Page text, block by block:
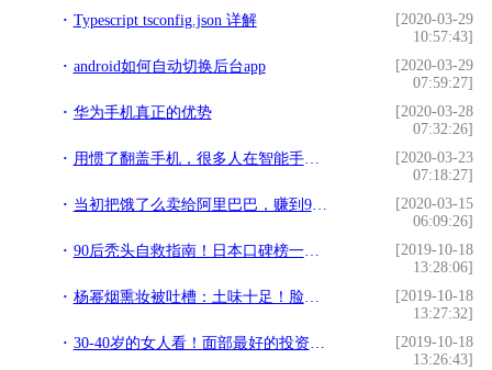
Typescript tsconfig.json 详解
[2020-03-29
10:57:43]
android如何自动切换后台app
[2020-03-29
07:59:27]
华为手机真正的优势
[2020-03-28
07:32:26]
用惯了翻盖手机，很多人在智能手机时代迷了路
[2020-03-23
07:18:27]
当初把饿了么卖给阿里巴巴，赚到95亿美金的小伙子，现状如何了？
[2020-03-15
06:09:26]
90后秃头自救指南！日本口碑榜一位的小绿瓶，整个日本岛的精华都容纳
[2019-10-18
13:28:06]
杨幂烟熏妆被吐槽：土味十足！脸胖一圈与出道时的自己撞脸
[2019-10-18
13:27:32]
30-40岁的女人看！面部最好的投资不是美白，而是提拉
[2019-10-18
13:26:43]